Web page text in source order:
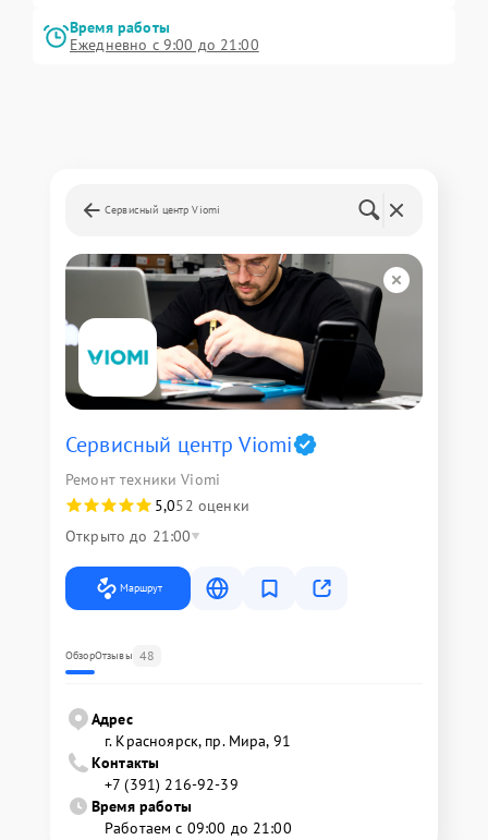
Время работы
Ежедневно с 9:00 до 21:00
Сервисный центр Viomi
Сервисный центр Viomi
Ремонт техники Viomi
5,052 оценки
Открыто до 21:00
Маршрут
ОбзорОтзывы 48
Адрес
г. Красноярск, ​пр. Мира, 91
Контакты
+7 (391) 216-92-39
Время работы
Работаем с 09:00 до 21:00